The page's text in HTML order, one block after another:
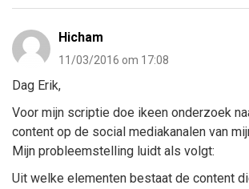
Hicham
11/03/2016 om 17:08
Dag Erik,
Voor mijn scriptie doe ikeen onderzoek
content op de social mediakanalen van
Mijn probleemstelling luidt als volgt:
Uit welke elementen bestaat de content